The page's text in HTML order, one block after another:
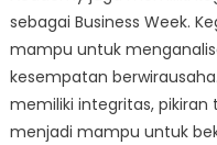
sebagai Business Week.
mampu untuk
kesempatan
memiliki integritas, pikiran
menjadi mampu untuk